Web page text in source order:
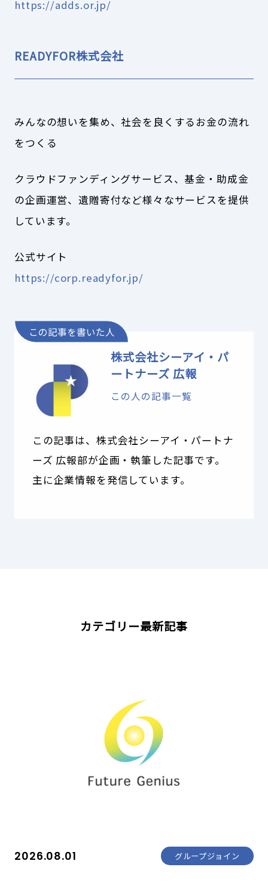
https://adds.or.jp/
READYFOR株式会社
みんなの想いを集め、社会を良くするお金の流れ
をつくる
クラウドファンディングサービス、基金・助成金
の企画運営、遺贈寄付など様々なサービスを提供
しています。
公式サイト
https://corp.readyfor.jp/
この記事を書いた人
株式会社シーアイ・パ
ートナーズ 広報
この人の記事一覧
この記事は、株式会社シーアイ・パートナ
ーズ 広報部が企画・執筆した記事です。
主に企業情報を発信しています。
カテゴリー最新記事
2026.08.01 グループジョイン